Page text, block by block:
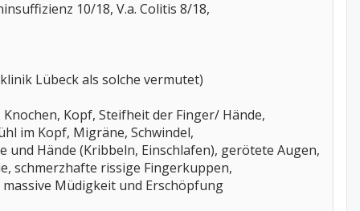
10/18, V.a. Colitis 8/18,
Lübeck als solche vermutet)
Kopf, Steifheit der Finger/ Hände,
im Kopf, Migräne, Schwindel,
Hände (Kribbeln, Einschlafen), gerötete Augen,
schmerzhafte rissige Fingerkuppen,
Müdigkeit und Erschöpfung